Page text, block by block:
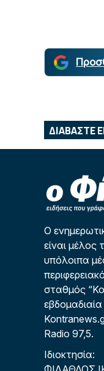
ΔΙΑΒΑΣΤΕ
Ο
είναι
υπόλοιπα
σταθμός
Radio 97,5.
Ιδιοκτησία: